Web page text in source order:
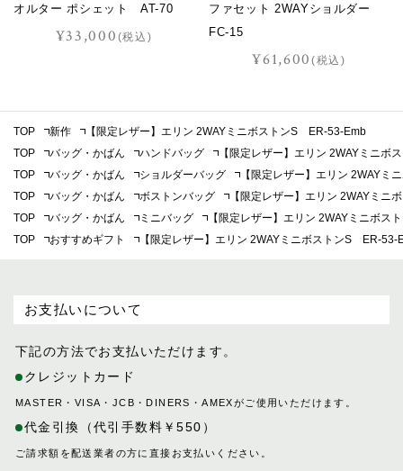
オルター ポシェット AT-70
¥33,000 (税込)
ファセット 2WAYショルダー
FC-15
¥61,600(税込)
TOP 新作
【限定レザー】エリン 2WAYミニボストンS ER-53-Emb
TOP
バッグ・かばん ハンドバッグ
【限定レザー】エリン 2WAYミニ
TOP
バッグ・かばん ショルダーバッグ
【限定レザー】エリン 2WAY
TOP
バッグ・かばん ボストンバッグ
【限定レザー】エリン 2WAYミ
TOP
バッグ・かばん ミニバッグ
【限定レザー】エリン 2WAYミニボ
TOP
おすすめギフト 【限定レザー】エリン 2WAYミニボストンS ER-53-
お支払いについて
下記の方法でお支払いただけます。
クレジットカード
MASTER・VISA・JCB・DINERS・AMEXがご使用いただけます。
代金引換（代引手数料￥550）
ご請求額を配送業者の方に直接お支払いください。